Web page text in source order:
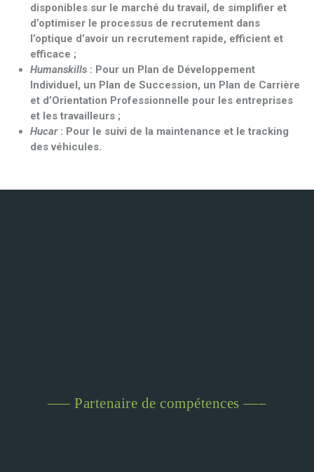
disponibles sur le marché du travail, de simplifier et
d’optimiser le processus de recrutement dans
l’optique d’avoir un recrutement rapide, efficient et
efficace ;
Humanskills: Pour un Plan de Développement
Individuel, un Plan de Succession, un Plan de Carrière
et d’Orientation Professionnelle pour les entreprises
et les travailleurs ;
Hucar: Pour le suivi de la maintenance et le tracking
des véhicules.
—– Partenaire de compétences —–